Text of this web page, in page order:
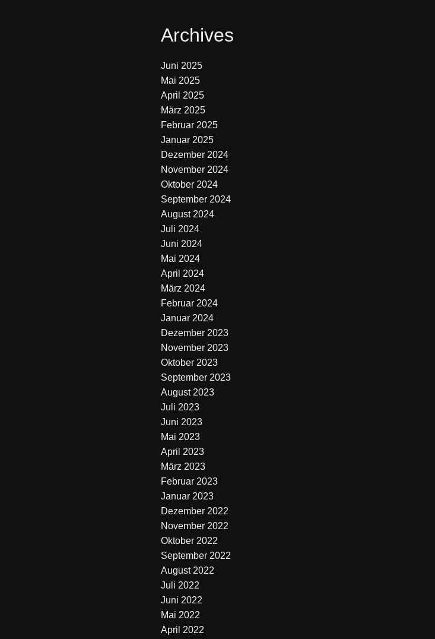
Archives
Juni 2025
Mai 2025
April 2025
März 2025
Februar 2025
Januar 2025
Dezember 2024
November 2024
Oktober 2024
September 2024
August 2024
Juli 2024
Juni 2024
Mai 2024
April 2024
März 2024
Februar 2024
Januar 2024
Dezember 2023
November 2023
Oktober 2023
September 2023
August 2023
Juli 2023
Juni 2023
Mai 2023
April 2023
März 2023
Februar 2023
Januar 2023
Dezember 2022
November 2022
Oktober 2022
September 2022
August 2022
Juli 2022
Juni 2022
Mai 2022
April 2022